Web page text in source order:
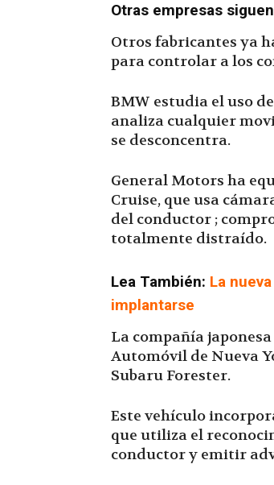
Otras empresas
Otros fabricantes ya
para controlar a los
BMW estudia el uso
analiza cualquier
se desconcentra.
General Motors ha
Cruise, que usa
del conductor ;
totalmente distraído.
Lea También: La
implantarse
La compañía
Automóvil de Nueva
Subaru Forester.
Este vehículo
que utiliza el
conductor y emitir